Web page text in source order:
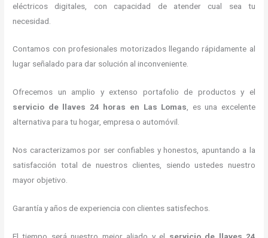
eléctricos digitales, con capacidad de atender cual sea tu
necesidad.
Contamos con profesionales motorizados llegando rápidamente al
lugar señalado para dar solución al inconveniente.
Ofrecemos un amplio y extenso portafolio de productos y el
servicio de llaves 24 horas en Las Lomas, es una excelente
alternativa para tu hogar, empresa o automóvil.
Nos caracterizamos por ser confiables y honestos, apuntando a la
satisfacción total de nuestros clientes, siendo ustedes nuestro
mayor objetivo.
Garantía y años de experiencia con clientes satisfechos.